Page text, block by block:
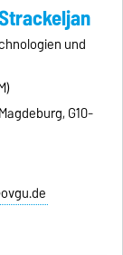
und
G10-